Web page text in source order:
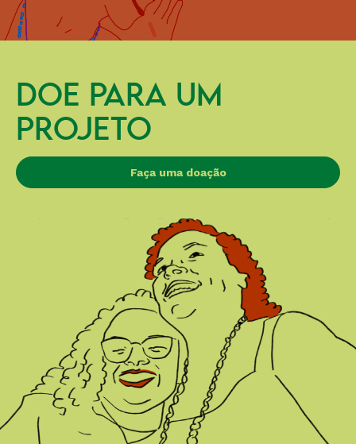
DOE PARA UM
PROJETO
Faça uma doação